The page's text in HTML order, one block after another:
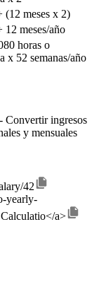
(12 meses x 2)
12 meses/año
horas o
x 52 semanas/año
- Convertir ingresos
y mensuales
42
yearly-
a>